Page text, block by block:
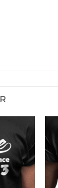
Tilføj til
ønskeliste